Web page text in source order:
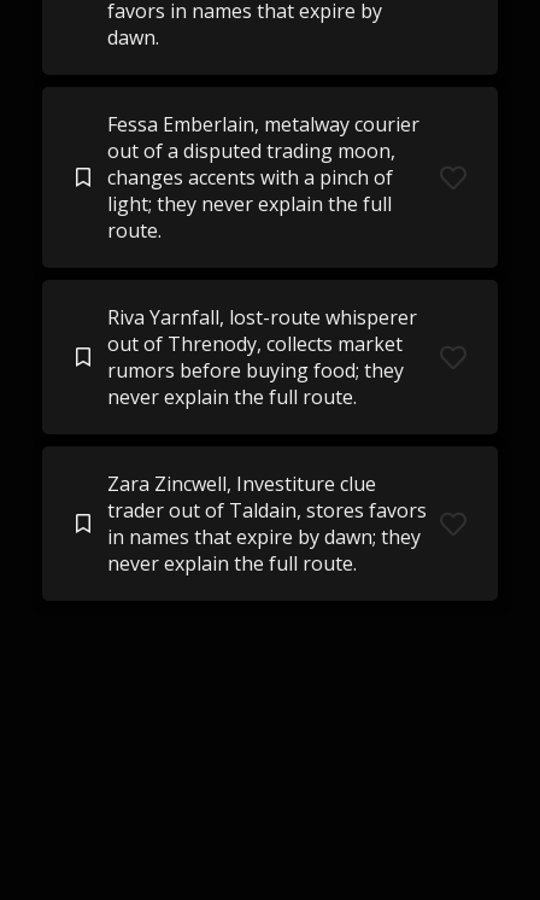
favors in names that expire by
dawn.
Fessa Emberlain, metalway courier
out of a disputed trading moon,
changes accents with a pinch of
light; they never explain the full
route.
Riva Yarnfall, lost-route whisperer
out of Threnody, collects market
rumors before buying food; they
never explain the full route.
Zara Zincwell, Investiture clue
trader out of Taldain, stores favors
in names that expire by dawn; they
never explain the full route.